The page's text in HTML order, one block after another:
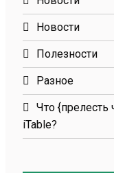
Новости
Полезности
Разное
Что {прелесть
iTable?